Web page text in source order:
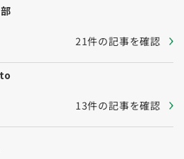
21件の記事を確認
13件の記事を確認